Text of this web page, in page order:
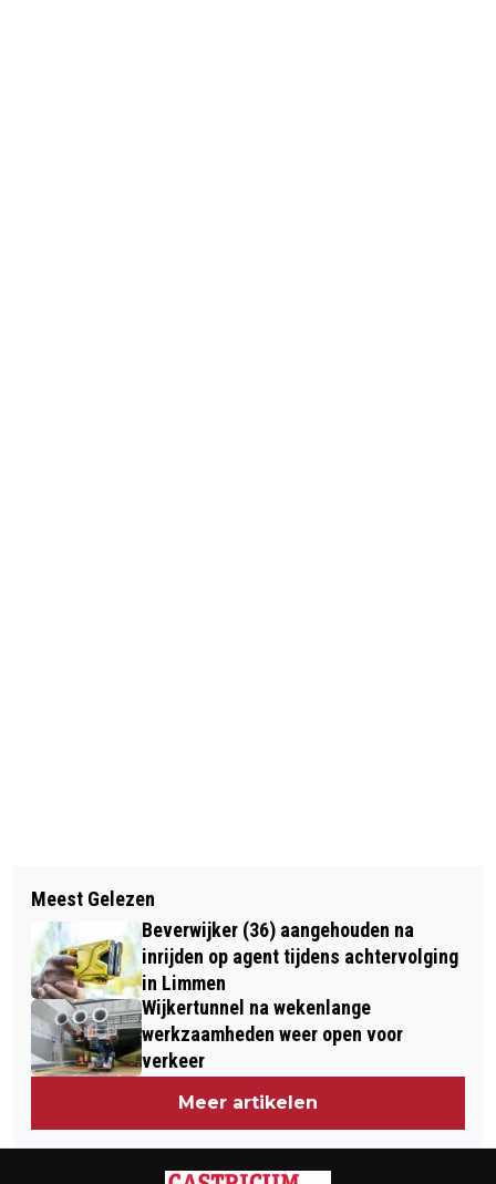
‘UN BEAU MATIN’ IN FILMHUIS
HEEMSKERK IN LAURENTZ
UITKIJKTOREN OP KRUISBERG KOMT
TERUG
Meest Gelezen
Beverwijker (36) aangehouden na
inrijden op agent tijdens achtervolging
in Limmen
Wijkertunnel na wekenlange
werkzaamheden weer open voor
verkeer
Meer artikelen